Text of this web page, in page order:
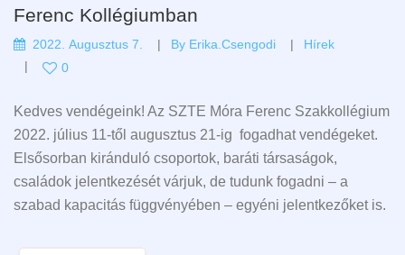
Ferenc Kollégiumban
2022. Augusztus 7. By Erika.csengodi
Hírek
0
Kedves vendégeink! Az SZTE Móra Ferenc Szakkollégium
2022. július 11-től augusztus 21-ig fogadhat vendégeket.
Elsősorban kiránduló csoportok, baráti társaságok,
családok jelentkezését várjuk, de tudunk fogadni – a
szabad kapacitás függvényében – egyéni jelentkezőket is.